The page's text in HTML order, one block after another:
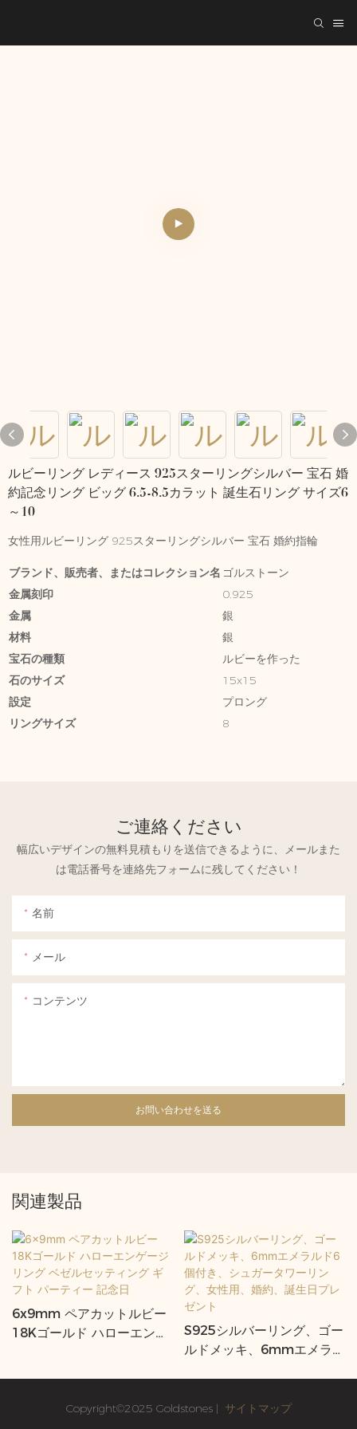
ルビーリング レディース 925スターリングシルバー 宝石 婚
約記念リング ビッグ 6.5-8.5カラット 誕生石リング サイズ6
～10
女性用ルビーリング 925スターリングシルバー 宝石 婚約指輪
ブランド、販売者、またはコレクション名 ゴルストーン
金属刻印
0.925
金属
銀
材料
銀
宝石の種類
ルビーを作った
石のサイズ
15x15
設定
プロング
リングサイズ
8
ご連絡ください
幅広いデザインの無料見積もりを送信できるように、メールまた
は電話番号を連絡先フォームに残してください！
名前
メール
コンテンツ
お問い合わせを送る
関連製品
6x9mm ペアカットルビー
18Kゴールド ハローエンゲ
S925シルバーリング、ゴー
ルドメッキ、6mmエメラル
生日プレゼント
Copyright©2025 Goldstones | サイトマップ